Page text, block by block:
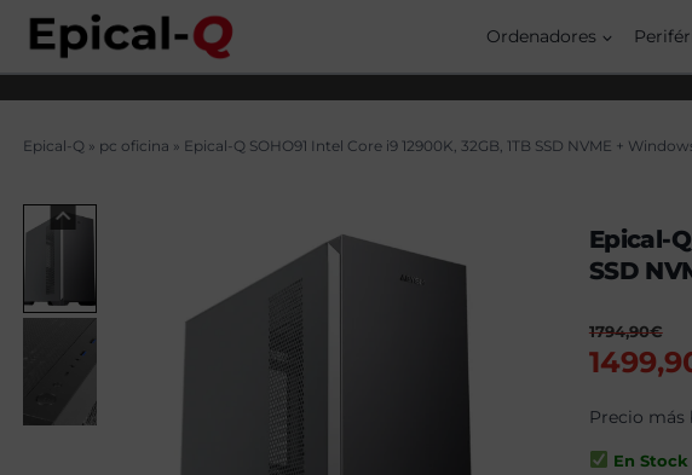
contenido
Ordenadores
Epical-Q » pc oficina » Epical-Q SOHO91 Intel Core i9 12900K, 32GB, 1TB SSD NVME +
Epical-
SSD
1794,90€
El
era:
Precio más
En